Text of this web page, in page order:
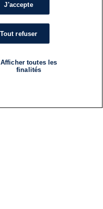
J'accepte
Tout refuser
Afficher toutes les
finalités